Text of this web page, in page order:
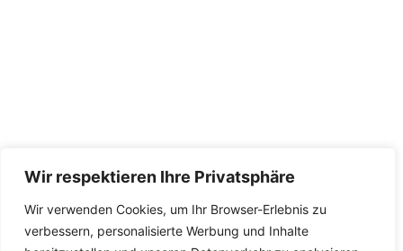
Wir respektieren Ihre Privatsphäre
Wir verwenden Cookies, um Ihr Browser-Erlebnis zu
verbessern, personalisierte Werbung und Inhalte